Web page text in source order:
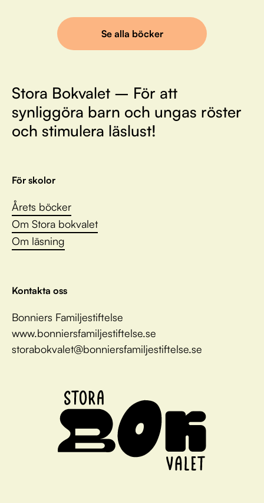
Se alla böcker
Stora Bokvalet – För att
synliggöra barn och ungas röster
och stimulera läslust!
För skolor
Årets böcker
Om Stora bokvalet
Om läsning
Kontakta oss
Bonniers Familjestiftelse
www.bonniersfamiljestiftelse.se
storabokvalet@bonniersfamiljestiftelse.se